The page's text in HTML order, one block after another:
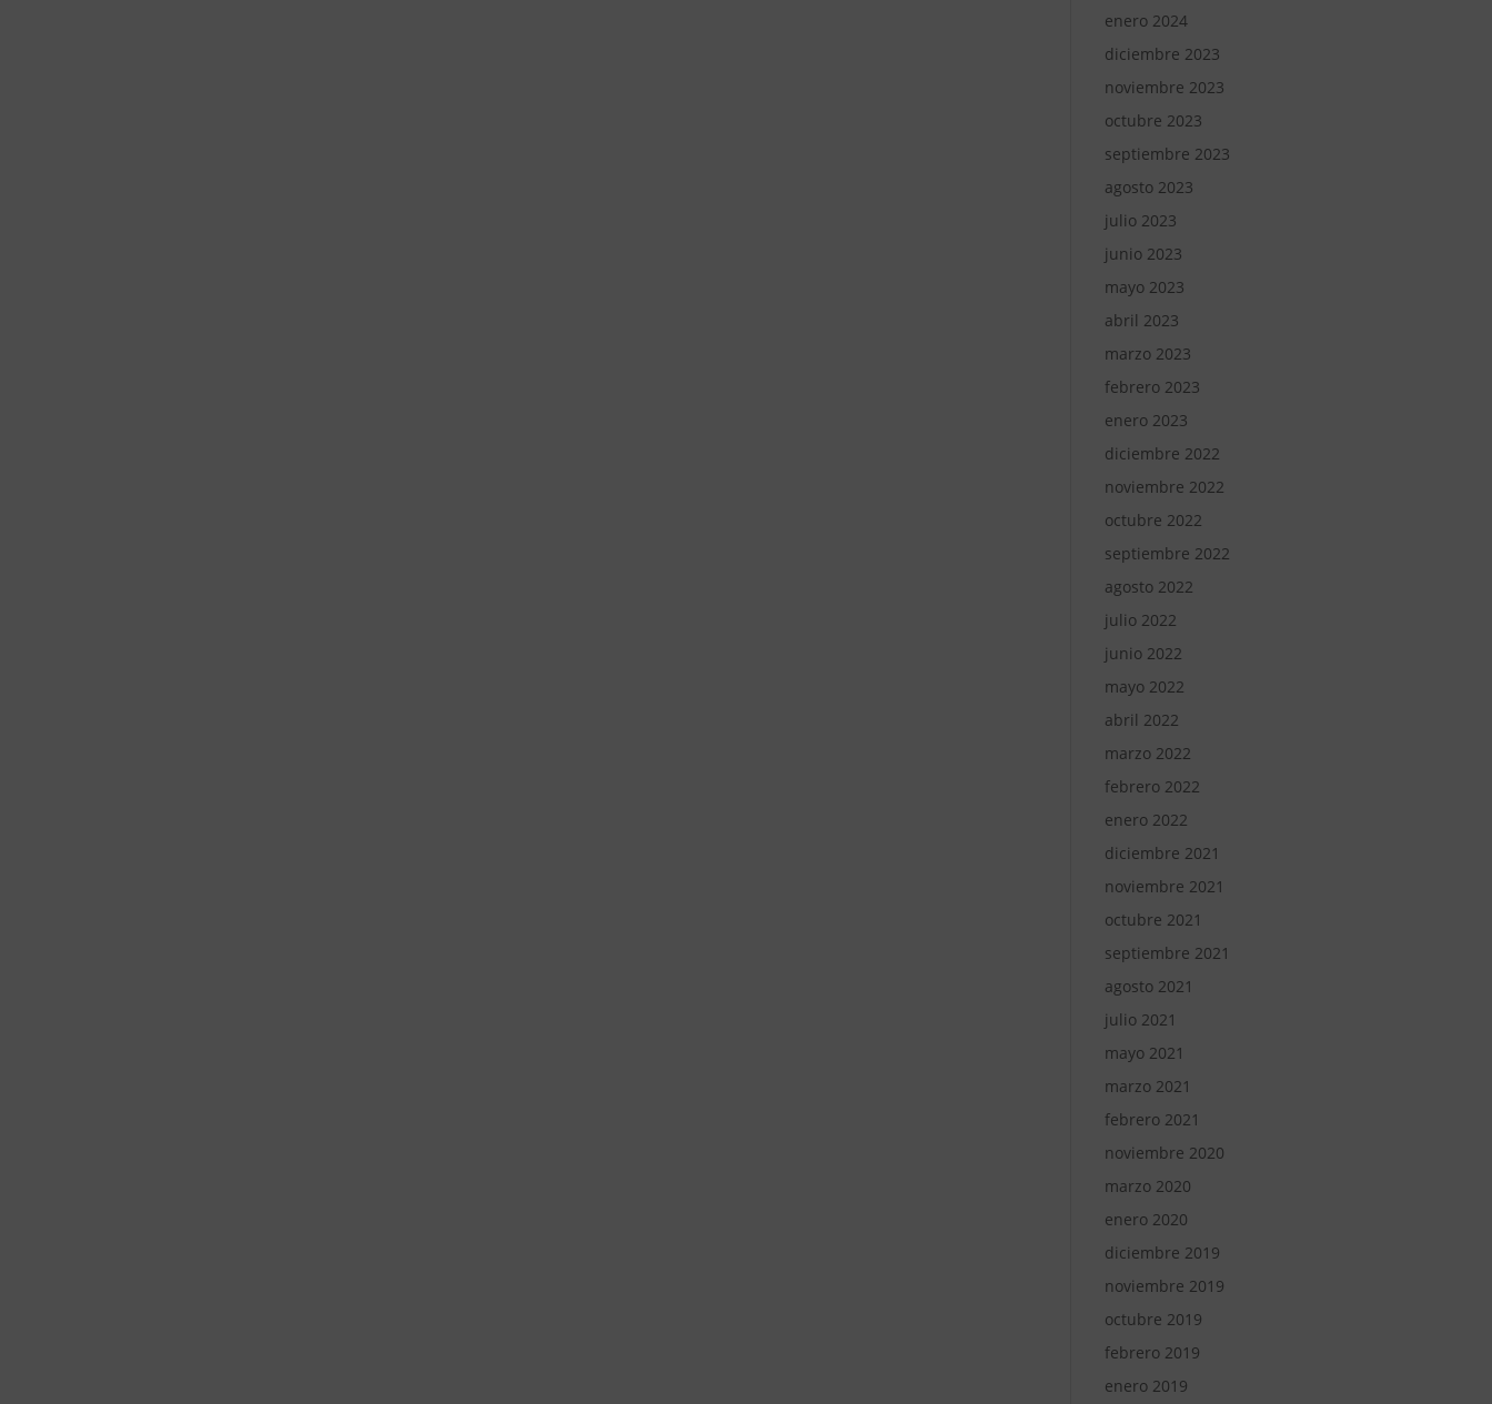
enero 2024
diciembre 2023
noviembre 2023
octubre 2023
septiembre 2023
agosto 2023
julio 2023
junio 2023
mayo 2023
abril 2023
marzo 2023
febrero 2023
enero 2023
diciembre 2022
noviembre 2022
octubre 2022
septiembre 2022
agosto 2022
julio 2022
junio 2022
mayo 2022
abril 2022
marzo 2022
febrero 2022
enero 2022
diciembre 2021
noviembre 2021
octubre 2021
septiembre 2021
agosto 2021
julio 2021
mayo 2021
marzo 2021
febrero 2021
noviembre 2020
marzo 2020
enero 2020
diciembre 2019
noviembre 2019
octubre 2019
febrero 2019
enero 2019